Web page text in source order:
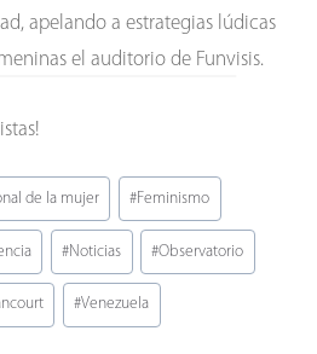
apelando a estrategias lúdicas
el auditorio de Funvisis.
de la mujer #Feminismo
#Noticias #Observatorio
#Venezuela